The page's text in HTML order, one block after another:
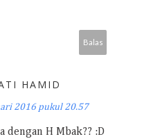
Balas
HAMID
2016 pukul 20.57
dengan H Mbak?? :D